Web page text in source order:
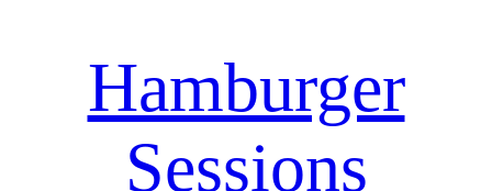
Hamburger
Sessions